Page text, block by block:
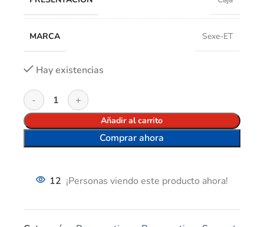
MARCA Sexe-ET
Hay existencias
Añadir al carrito
Comprar ahora
12 ¡Personas viendo este producto ahora!